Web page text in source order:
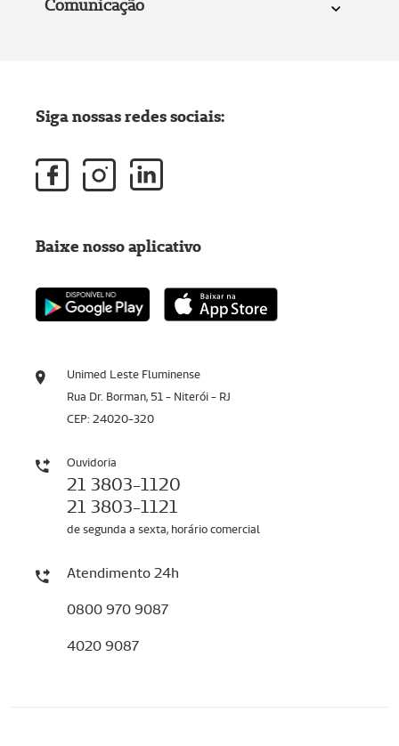
Comunicação
Unimed Leste Fluminense
Rua Dr. Borman, 51 - Niterói - RJ
CEP: 24020-320
Ouvidoria
21 3803-1120
21 3803-1121
de segunda a sexta, horário comercial
Atendimento 24h
0800 970 9087
4020 9087
Siga nossas redes sociais:
Baixe nosso aplicativo